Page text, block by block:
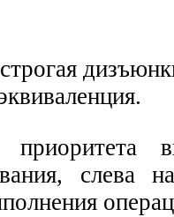
приоритета
слева